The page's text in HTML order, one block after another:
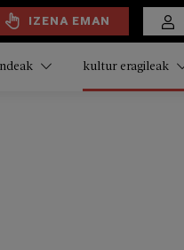
IZENA EMAN
kultur eragileak